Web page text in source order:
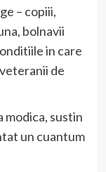
– copiii,
bolnavii
in care
de
modica, sustin
un cuantum